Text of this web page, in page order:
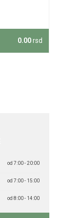
0.00rsd
od 7:00 - 20:00
od 7:00 - 15:00
od 8:00 - 14:00